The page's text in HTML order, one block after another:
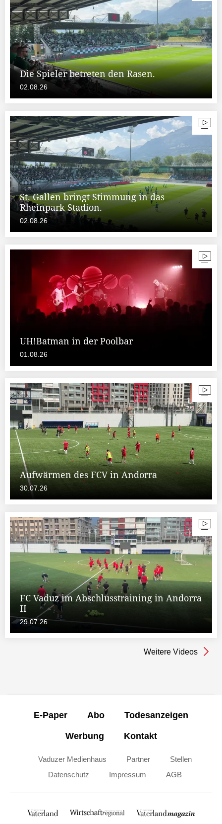
Die Spieler betreten den Rasen.
02.08.26
St. Gallen bringt Stimmung in das
Rheinpark Stadion.
02.08.26
UH!Batman in der Poolbar
01.08.26
Aufwärmen des FCV in Andorra
30.07.26
FC Vaduz im Abschlusstraining in Andorra
II
29.07.26
Weitere Videos
E-Paper Abo Todesanzeigen
Werbung Kontakt
Vaduzer Medienhaus Partner
Stellen
Datenschutz
Impressum AGB